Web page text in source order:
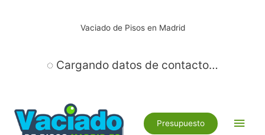
Vaciado de Pisos en Madrid
◌ Cargando datos de contacto…
Presupuesto